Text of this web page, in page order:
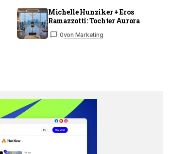
Michelle Hunziker + Eros
Ramazzotti: Tochter Aurora
0von Marketing